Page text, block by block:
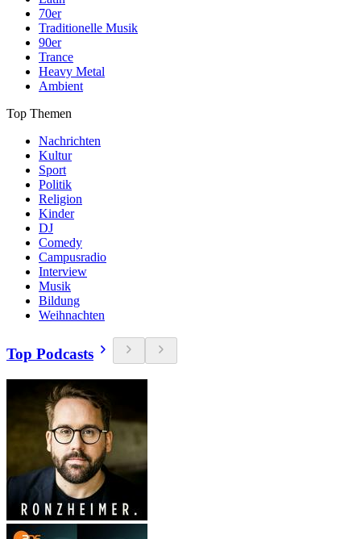
70er
Traditionelle Musik
90er
Trance
Heavy Metal
Ambient
Top Themen
Nachrichten
Kultur
Sport
Politik
Religion
Kinder
DJ
Comedy
Campusradio
Interview
Musik
Bildung
Weihnachten
Top Podcasts